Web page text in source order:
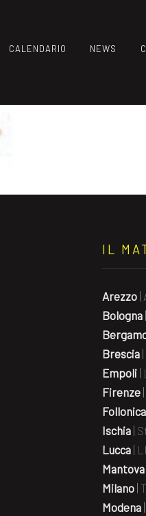
CALENDARIO NEWS
IL
Arezzo |
Bologna |
Brescia |
Empoli |
Firenze |
Follonica
Ischia |
Lucca |
Mantova
Milano |
Modena |